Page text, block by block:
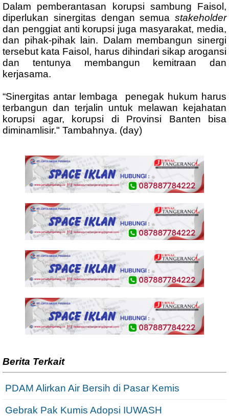
Dalam pemberantasan korupsi sambung Faisol,
diperlukan sinergitas dengan semua stakeholder
dan penggiat anti korupsi juga masyarakat, media,
dan pihak-pihak lain. Dalam membangun sinergi
tersebut kata Faisol, harus dihindari sikap arogansi
dan tentunya membangun kemitraan dan
kerjasama.
“Sinergitas antar lembaga penegak hukum harus
terbangun dan terjalin untuk melawan kejahatan
korupsi agar, korupsi di Provinsi Banten bisa
diminamlisir." Tambahnya. (day)
Berita Terkait
PDAM Alirkan Air Bersih di Pasar Kemis
Gebrak Pak Kumis Adopsi IUWASH